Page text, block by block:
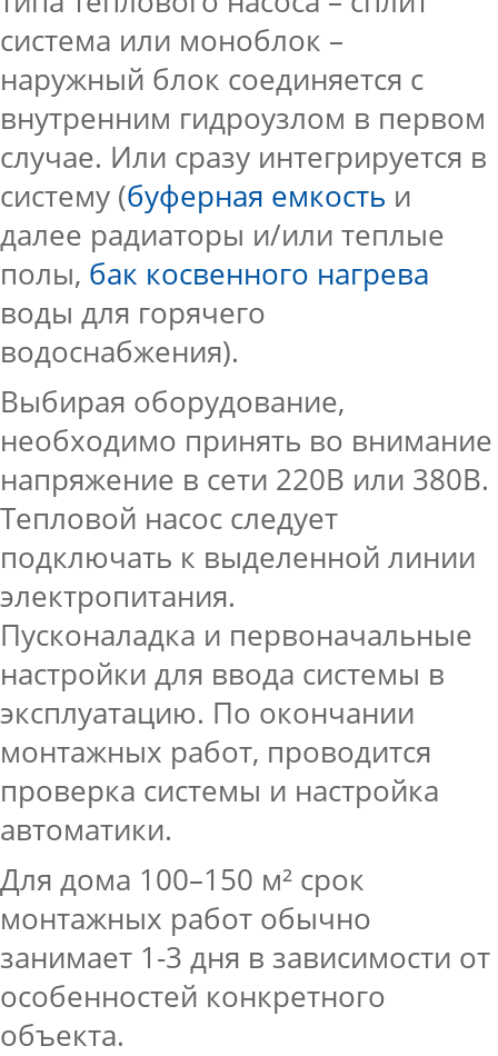
система или моноблок –
наружный блок соединяется с
внутренним гидроузлом в первом
случае. Или сразу интегрируется в
систему (буферная емкость и
далее радиаторы и/или теплые
полы, бак косвенного нагрева
воды для горячего
водоснабжения).
Выбирая оборудование,
необходимо принять во внимание
напряжение в сети 220В или 380В.
Тепловой насос следует
подключать к выделенной линии
электропитания.
Пусконаладка и первоначальные
настройки для ввода системы в
эксплуатацию. По окончании
монтажных работ, проводится
проверка системы и настройка
автоматики.
Для дома 100–150 м² срок
монтажных работ обычно
занимает 1-3 дня в зависимости от
особенностей конкретного
объекта.